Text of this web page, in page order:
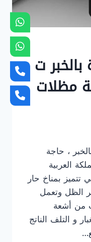
ت :
صيانة مظلات
، حاجة
العربية
تتميز بمناخ حار
الظل وتعمل
من أشعة
و التلف الناتج